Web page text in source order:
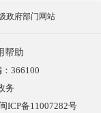
政府部门网站
帮助
366100
务
闽ICP备11007282号